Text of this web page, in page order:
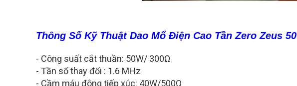
Thông Số Kỹ Thuật Dao Mổ Điện Cao Tần Zero Zeus 50
- Công suất cắt thuần: 50W/ 300Ω
- Tần số thay đổi : 1.6 MHz
- Cầm máu đông tiếp xúc: 40W/500Ω